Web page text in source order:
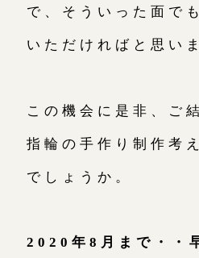
で、そういった面で
いただければと思い
この機会に是非、ご
指輪の手作り制作考
でしょうか。
2020年8月まで・・